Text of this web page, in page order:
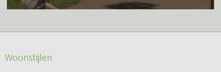
o
e
s
e
Woonstijlen